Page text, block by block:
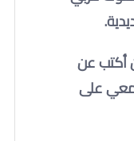
.
قالت:” لن أشق على نفسي بالكتابة عن حرب أكتوبر 1973م، ولن أكتب عن
معي على